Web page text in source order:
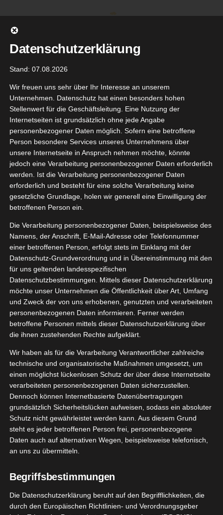
springen
Gehe zu ...
06, 2025
Weleda
Wellness
Das Weleda Kühlgel
Juni 11, 2025 | Haut,Pflege,Produktvorstellungen,Reha,Sport,
Wellness
29
01, 2025
Plus
Knie
Gesundheit
Wellness
REVITIVE Medic Plus Knie
Produktvorstellungen,Reha,Sport
Weiterlesen
Datenschutzerklärung
Stand: 07.08.2026
Wir freuen uns sehr über Ihr Interesse an unserem
Unternehmen. Datenschutz hat einen besonders hohen
Stellenwert für die Geschäftsleitung. Eine Nutzung der
Internetseiten ist grundsätzlich ohne jede Angabe
personenbezogener Daten möglich. Sofern eine betroffene
Person besondere Services unseres Unternehmens über
unsere Internetseite in Anspruch nehmen möchte, könnte
jedoch eine Verarbeitung personenbezogener Daten erforderlich
werden. Ist die Verarbeitung personenbezogener Daten
erforderlich und besteht für eine solche Verarbeitung keine
gesetzliche Grundlage, holen wir generell eine Einwilligung der
betroffenen Person ein.
Die Verarbeitung personenbezogener Daten, beispielsweise des
Namens, der Anschrift, E-Mail-Adresse oder Telefonnummer
einer betroffenen Person, erfolgt stets im Einklang mit der
Datenschutz-Grundverordnung und in Übereinstimmung mit den
für uns geltenden landesspezifischen
Datenschutzbestimmungen. Mittels dieser Datenschutzerklärung
möchte unser Unternehmen die Öffentlichkeit über Art, Umfang
und Zweck der von uns erhobenen, genutzten und verarbeiteten
personenbezogenen Daten informieren. Ferner werden
betroffene Personen mittels dieser Datenschutzerklärung über
die ihnen zustehenden Rechte aufgeklärt.
Wir haben als für die Verarbeitung Verantwortlicher zahlreiche
technische und organisatorische Maßnahmen umgesetzt, um
einen möglichst lückenlosen Schutz der über diese Internetseite
verarbeiteten personenbezogenen Daten sicherzustellen.
Dennoch können Internetbasierte Datenübertragungen
grundsätzlich Sicherheitslücken aufweisen, sodass ein absoluter
Schutz nicht gewährleistet werden kann. Aus diesem Grund
steht es jeder betroffenen Person frei, personenbezogene
Daten auch auf alternativen Wegen, beispielsweise telefonisch,
an uns zu übermitteln.
Begriffsbestimmungen
Die Datenschutzerklärung beruht auf den Begrifflichkeiten, die
durch den Europäischen Richtlinien- und Verordnungsgeber